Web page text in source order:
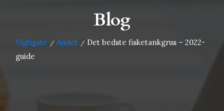
Blog
Vigtigste / Andet / Det bedste fisketankgrus – 2022-
guide